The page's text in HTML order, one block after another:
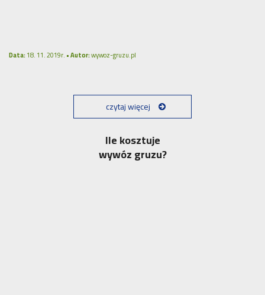
Data:18. 11. 2019r. •Autor:wywoz-gruzu.pl
czytaj więcej
Ile kosztuje
wywóz gruzu?